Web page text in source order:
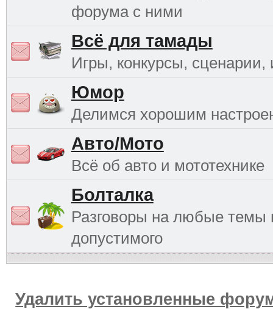
форума с ними
Всё для тамады
Игры, конкурсы, сценарии,
Юмор
Делимся хорошим
Авто/Мото
Всё об авто и мототехнике
Болталка
Разговоры на любые темы
допустимого
Удалить установленные